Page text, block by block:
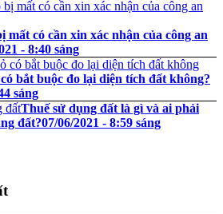
mất có cần xin xác nhận của công an
- 8:40 sáng
bắt buộc đo lại diện tích đất không?
sáng
Thuế sử dụng đất là gì và ai phải
đất?07/06/2021 - 8:59 sáng